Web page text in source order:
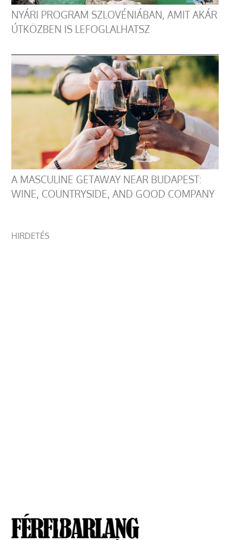
NYÁRI PROGRAM SZLOVÉNIÁBAN, AMIT AKÁR
ÚTKÖZBEN IS LEFOGLALHATSZ
A MASCULINE GETAWAY NEAR BUDAPEST:
WINE, COUNTRYSIDE, AND GOOD COMPANY
HIRDETÉS